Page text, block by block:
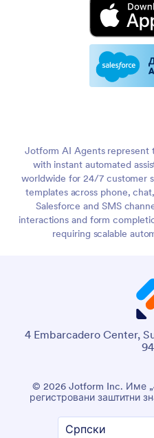
Jotform AI Agents represent
with instant automated
worldwide for 24/7 customer
templates across phone,
Salesforce and SMS
interactions and form
requiring scalable
4 Embarcadero Center,
© 2026 Jotform Inc. Име
регистровани заштитни